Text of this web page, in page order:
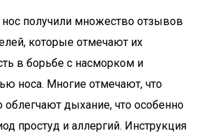
получили множество отзывов
которые отмечают их
в борьбе с насморком и
носа. Многие отмечают, что
облегчают дыхание, что особенно
простуд и аллергий. Инструкция